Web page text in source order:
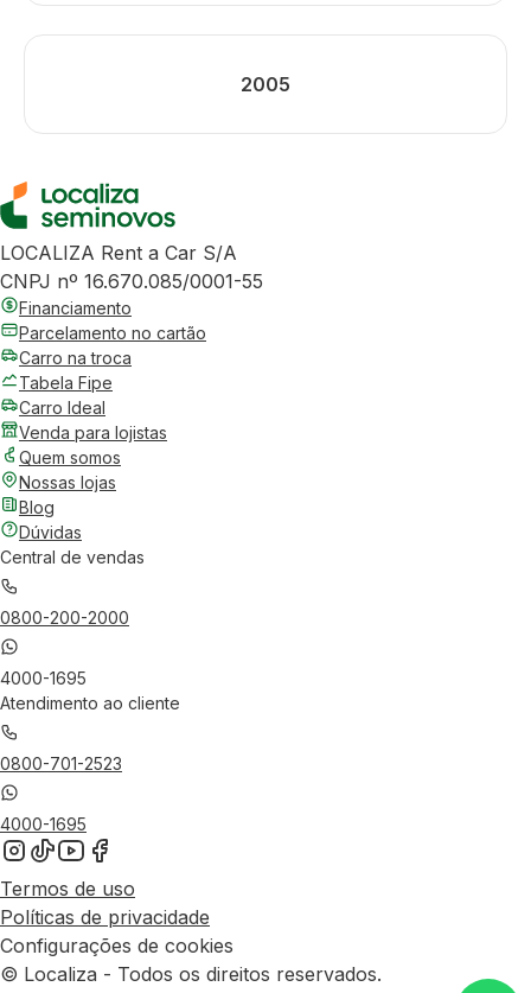
2005
LOCALIZA Rent a Car S/A
CNPJ nº 16.670.085/0001-55
Financiamento
Parcelamento no cartão
Carro na troca
Tabela Fipe
Carro Ideal
Venda para lojistas
Quem somos
Nossas lojas
Blog
Dúvidas
Central de vendas
0800-200-2000
4000-1695
Atendimento ao cliente
0800-701-2523
4000-1695
Termos de uso
Políticas de privacidade
Configurações de cookies
© Localiza - Todos os direitos reservados.